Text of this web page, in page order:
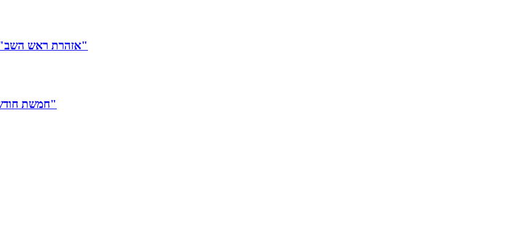
אזהרת ראש השב"כ בקבינט: "מבחינת חמאס, האירוע של מפת הדרכים הוא 7/10 מדיני"
חמשת חודשי המלחמה לא עצרו את הגרעין האיראני: "מספיק חומר ל-10 פצצות"